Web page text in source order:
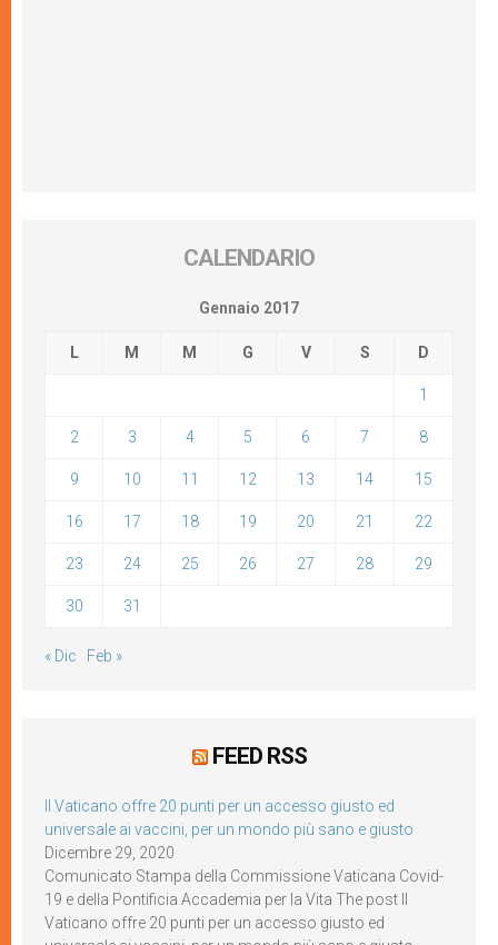
CALENDARIO
Gennaio 2017
L M M G V S D
1
2 3 4 5 6 7 8
9 10 11 12 13 14 15
16 17 18 19 20 21 22
23 24 25 26 27 28 29
30 31
« Dic Feb »
FEED RSS
Il Vaticano offre 20 punti per un accesso giusto ed
universale ai vaccini, per un mondo più sano e giusto
Dicembre 29, 2020
Comunicato Stampa della Commissione Vaticana Covid-
19 e della Pontificia Accademia per la Vita The post Il
Vaticano offre 20 punti per un accesso giusto ed